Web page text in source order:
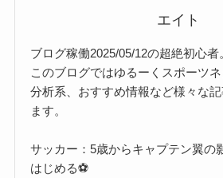
エイト
ブログ稼働2025/05/12の超絶初心者
このブログではゆるーくスポーツネ
分析系、おすすめ情報など様々な
ます。
サッカー：5歳からキャプテン翼の
はじめる⚽